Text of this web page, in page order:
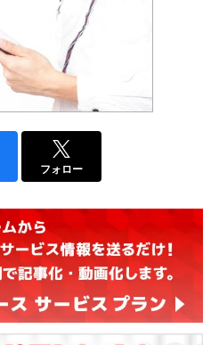
フォロー